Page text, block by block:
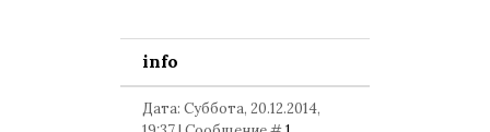
info
Дата: Суббота, 20.12.2014,